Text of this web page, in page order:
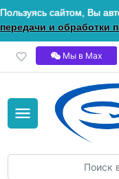
Пользуясь сайтом, Вы
передачи и обработки
Мы в Мах